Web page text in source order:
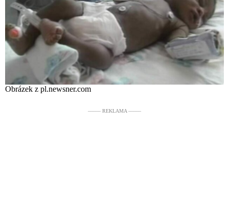
Obrázek z pl.newsner.com
––––– REKLAMA –––––